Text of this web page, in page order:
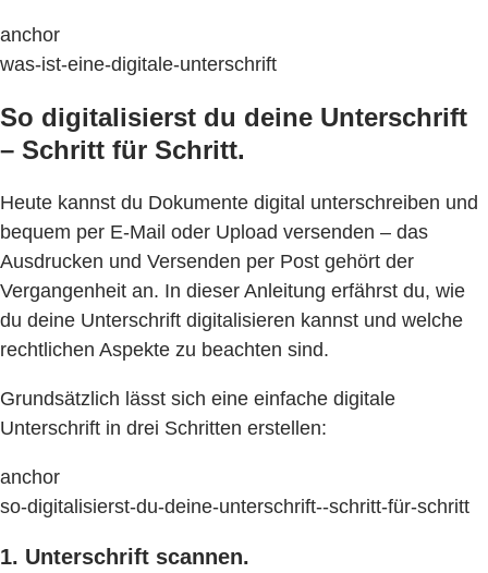
anchor
was-ist-eine-digitale-unterschrift
So digitalisierst du deine Unterschrift
– Schritt für Schritt.
Heute kannst du Dokumente digital unterschreiben und
bequem per E-Mail oder Upload versenden – das
Ausdrucken und Versenden per Post gehört der
Vergangenheit an. In dieser Anleitung erfährst du, wie
du deine Unterschrift digitalisieren kannst und welche
rechtlichen Aspekte zu beachten sind.
Grundsätzlich lässt sich eine einfache digitale
Unterschrift in drei Schritten erstellen:
anchor
so-digitalisierst-du-deine-unterschrift--schritt-für-schritt
1. Unterschrift scannen.